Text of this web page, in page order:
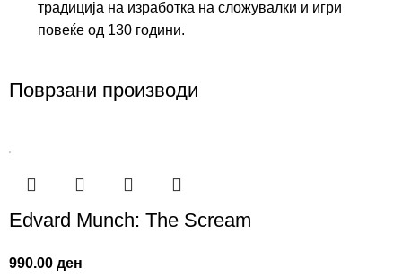
традиција на изработка на сложувалки и игри
повеќе од 130 години.
Поврзани производи
Edvard Munch: The Scream
990.00ден